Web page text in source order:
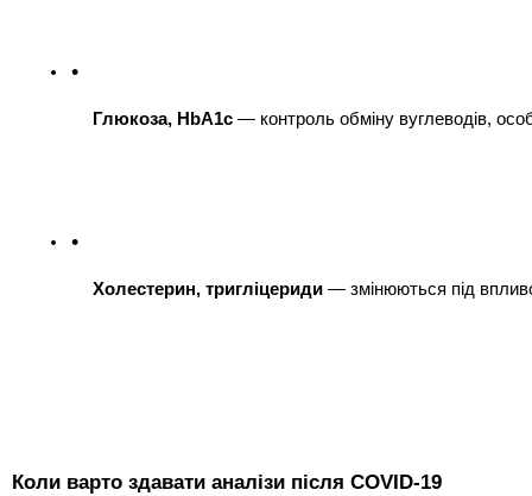
Глюкоза, HbA1c — контроль обміну вуглеводів,
Холестерин, тригліцериди — змінюються під
Коли варто здавати аналізи після COVID-19